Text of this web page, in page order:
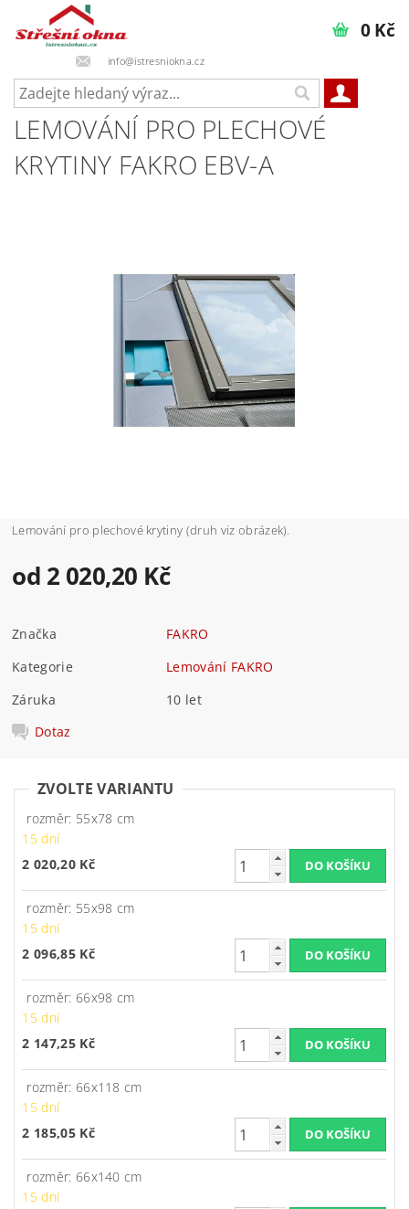
info@istresniokna.cz
0 Kč
LEMOVÁNÍ PRO PLECHOVÉ
KRYTINY FAKRO EBV-A
Lemování pro plechové krytiny (druh viz obrázek).
od 2 020,20 Kč
Značka
FAKRO
Kategorie
Lemování FAKRO
Záruka
10 let
Dotaz
ZVOLTE VARIANTU
rozměr: 55x78 cm
15 dní
2 020,20 Kč
rozměr: 55x98 cm
15 dní
2 096,85 Kč
rozměr: 66x98 cm
15 dní
2 147,25 Kč
rozměr: 66x118 cm
15 dní
2 185,05 Kč
rozměr: 66x140 cm
15 dní